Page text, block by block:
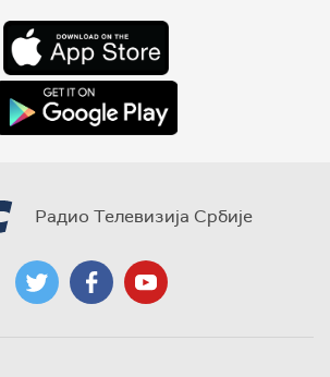
Радио Телевизија Србије